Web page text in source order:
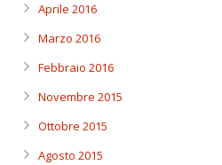
Aprile 2016
Marzo 2016
Febbraio 2016
Novembre 2015
Ottobre 2015
Agosto 2015